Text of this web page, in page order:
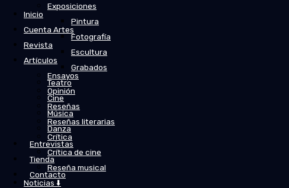
Exposiciones
Pintura
Fotografía
Escultura
Grabados
Teatro
Cine
Música
Danza
Entrevistas
Tienda
Contacto
Inicio
Cuenta Artes
Revista
Artículos
Ensayos
Opinión
Reseñas
Reseñas literarias
Crítica
Crítica de cine
Reseña musical
Noticias ⬇️